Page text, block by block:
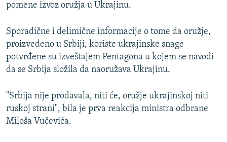
NASTANAK I RASPAD JUGOSLAVIJE
pomene izvoz oružja u Ukrajinu.
Sporadične i delimične informacije o tome da oružje,
proizvedeno u Srbiji, koriste ukrajinske snage
potvrđene su izveštajem Pentagona u kojem se navodi
da se Srbija složila da naoružava Ukrajinu.
"Srbija nije prodavala, niti će, oružje ukrajinskoj niti
ruskoj strani", bila je prva reakcija ministra odbrane
Miloša Vučevića.